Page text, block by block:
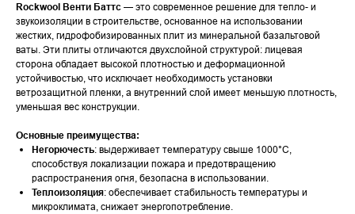
Rockwool Венти Баттс — это современное решение для тепло- и
звукоизоляции в строительстве, основанное на использовании
жестких, гидрофобизированных плит из минеральной базальтовой
ваты. Эти плиты отличаются двухслойной структурой: лицевая
сторона обладает высокой плотностью и деформационной
устойчивостью, что исключает необходимость установки
ветрозащитной пленки, а внутренний слой имеет меньшую плотность,
уменьшая вес конструкции.
Основные преимущества:
Негорючесть: выдерживает температуру свыше 1000°C,
способствуя локализации пожара и предотвращению
распространения огня, безопасна в использовании.
Теплоизоляция: обеспечивает стабильность температуры и
микроклимата, снижает энергопотребление.